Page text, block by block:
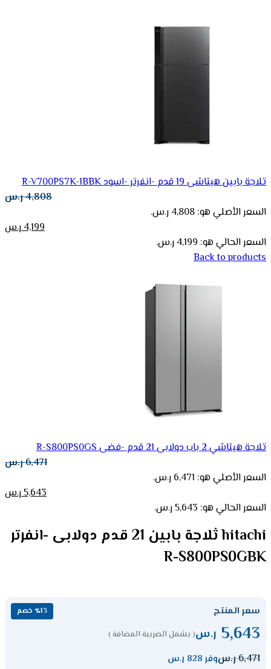
ثلاجة بابين هيتاشى 19 قدم -انفرتر -اسود R-V700PS7K-1BBK
4,808ر.س
السعر الأصلي هو: 4,808 ر.س.
4,199ر.س
السعر الحالي هو: 4,199 ر.س.
Back to products
ثلاجة هيتاشي 2 باب دولابى 21 قدم -فضى R-S800PS0GS
6,471ر.س
السعر الأصلي هو: 6,471 ر.س.
5,643ر.س
السعر الحالي هو: 5,643 ر.س.
hitachi ثلاجة بابين 21 قدم دولابى -انفرتر
R-S800PS0GBK
سعر المنتج ٪13 خصم
5,643 ر.س( يشمل الضريبة المضافة )
6,471ر.سوفر 828 ر.س